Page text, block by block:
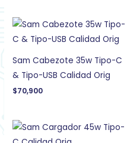
Sam Cabezote 35w Tipo-C
& Tipo-USB Calidad Orig
$70,900